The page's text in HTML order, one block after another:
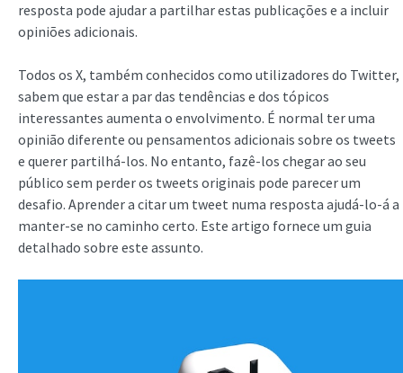
resposta pode ajudar a partilhar estas publicações e a incluir
opiniões adicionais.
Todos os X, também conhecidos como utilizadores do Twitter,
sabem que estar a par das tendências e dos tópicos
interessantes aumenta o envolvimento. É normal ter uma
opinião diferente ou pensamentos adicionais sobre os tweets
e querer partilhá-los. No entanto, fazê-los chegar ao seu
público sem perder os tweets originais pode parecer um
desafio. Aprender a citar um tweet numa resposta ajudá-lo-á a
manter-se no caminho certo. Este artigo fornece um guia
detalhado sobre este assunto.